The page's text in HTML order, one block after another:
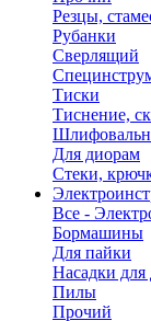
Резцы,
Рубанки
Сверлящий
Тиски
Тиснение,
Для диорам
Стеки,
Все -
Бормашины
Для пайки
Насадки для
Пилы
Прочий